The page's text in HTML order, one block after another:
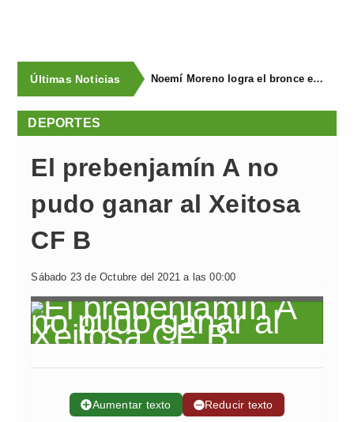
Últimas Noticias Noemí Moreno logra el bronce en el XXX Biatlón Ciudad de Gijón
DEPORTES
El prebenjamín A no
pudo ganar al Xeitosa
CF B
Sábado 23 de Octubre del 2021 a las 00:00
➕Aumentar texto ➖Reducir texto